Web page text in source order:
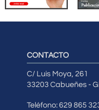
CONTACTO
C/ Luis Moya, 261
33203 Cabueñes -
Teléfono: 629 865